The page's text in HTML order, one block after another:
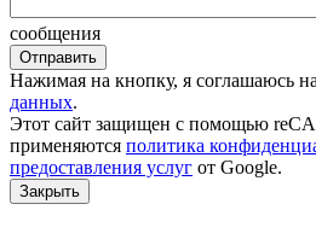
сообщения
Отправить
Нажимая на кнопку, я соглашаюсь на
данных.
Этот сайт защищен c помощью
применяются политика
предоставления услуг от Google.
Закрыть